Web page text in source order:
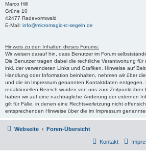
Marco Hill
Grüne 10
42477 Radevormwald
E-Mail: info@micromagic-rc-segeln.de
Hinweis zu den Inhalten dieses Forums:
Wir weisen darauf hin, dass Benutzer im Forum
Die Benutzer tragen dabei die rechtliche Verantwortung für
inkl. der verwendeten Links und Grafiken. Hinweise auf
Handlung oder Information beinhalten, nehmen wir über
und die im Impressum genannten Kontaktdaten entgegen.
redaktionellen Bereich wurden von uns zum Zeitpunkt ihrer
haben wir auf eine nachträgliche Änderung der externen
gilt für Fälle, in denen eine Rechtsverletzung nicht
entsprechenden Hinweise über die im Impressum
Webseite Foren-Übersicht
Kontakt